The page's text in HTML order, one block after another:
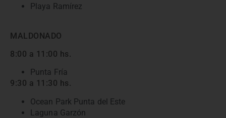
Playa Ramírez
MALDONADO
8:00 a 11:00 hs.
Punta Fría
9:30 a 11:30 hs.
Ocean Park Punta del Este
Laguna Garzón